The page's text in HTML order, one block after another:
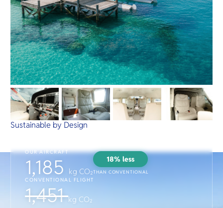
Sustainable by Design
OUR AIRCRAFT
1,185 kg CO₂
18% less
THAN CONVENTIONAL
CONVENTIONAL FLIGHT
1,451kg CO₂